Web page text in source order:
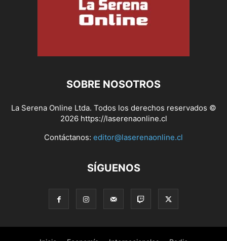
SOBRE NOSOTROS
La Serena Online Ltda. Todos los derechos reservados ©
2026 https://laserenaonline.cl
Contáctanos: editor@laserenaonline.cl
SÍGUENOS